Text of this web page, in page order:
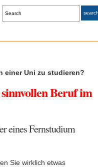
einer Uni zu studieren?
Beruf im
eines Fernstudium
Sie wirklich etwas